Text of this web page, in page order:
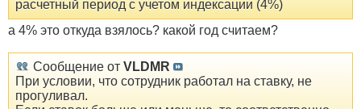
расчетный период с учетом индексации (4%)
а 4% это откуда взялось? какой год считаем?
Сообщение от VLDMR
При условии, что сотрудник работал на ставку, не
прогуливал.